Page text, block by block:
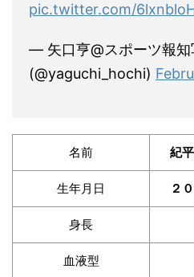
pic.twitter.com/
— 矢口亨@スポーツ報知
(@yaguchi_hochi)
名前 紀
生年月日 ２
身長
血液型